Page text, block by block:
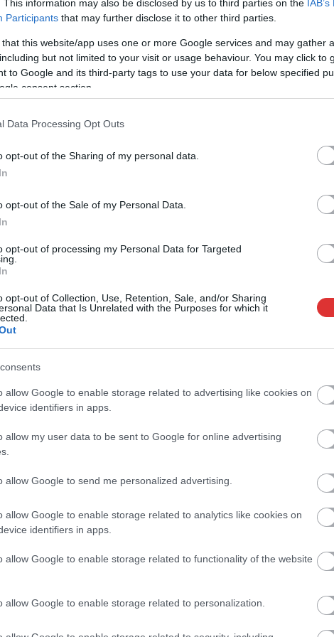
This information may also be disclosed by us to third parties on the
Participants that may further disclose it to other third parties.
that this website/app uses one or more Google services and may gather
but not limited to your visit or usage behaviour. You may click to
to Google and its third-party tags to use your data for below specified
consent section.
Data Processing Opt Outs
opt-out of the Sharing of my personal data.
opt-out of the Sale of my Personal Data.
opt-out of processing my Personal Data for Targeted
opt-out of Collection, Use, Retention, Sale, and/or Sharing
Data that Is Unrelated with the Purposes for which it
allow Google to enable storage related to advertising like cookies on
identifiers in apps.
allow my user data to be sent to Google for online advertising
allow Google to send me personalized advertising.
allow Google to enable storage related to analytics like cookies on
identifiers in apps.
allow Google to enable storage related to functionality of the website
allow Google to enable storage related to personalization.
gyorsan enyhíteni lehet a fulladásos
tüneteket hat év alatti gyermekeknél, de a
felnőttek közül is rengetegen használják. A
kormány egyetlen tollvonással kivette az
államilag támogatott gyógyszerek közül, így
lényeg, hogy nincs megszorítás…
, ,
várhatók a vasúti személyszállításban”
kerültek nyilvánosságra a jövő évi
költségvetés számairól, amik egyértelművé
teszik, hogy az eddiginél is nagyobb bajban